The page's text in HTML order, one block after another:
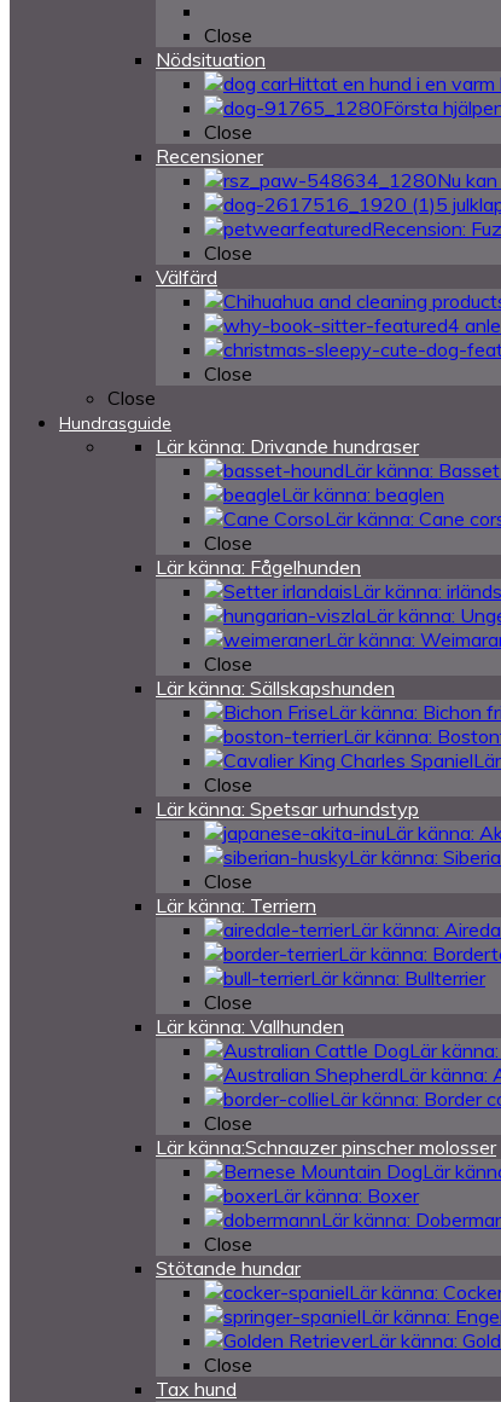
Close
Nödsituation
Hittat en hund i en varm
Första
Close
Recensioner
Nu
5
Recension:
Close
Välfärd
4
Close
Close
Hundrasguide
Lär känna: Drivande hundraser
Lär känna:
Lär känna: beaglen
Lär känna: Cane
Close
Lär känna: Fågelhunden
Lär känna:
Lär känna:
Lär känna:
Close
Lär känna: Sällskapshunden
Lär känna: Bichon
Lär känna:
Close
Lär känna: Spetsar urhundstyp
Lär känna:
Lär känna:
Close
Lär känna: Terriern
Lär känna:
Lär känna:
Lär känna: Bullterrier
Close
Lär känna: Vallhunden
Lär
Lär känna:
Lär känna: Border
Close
Lär känna:Schnauzer pinscher molosser
Lär
Lär känna: Boxer
Lär känna:
Close
Stötande hundar
Lär känna:
Lär känna:
Lär känna:
Close
Tax hund